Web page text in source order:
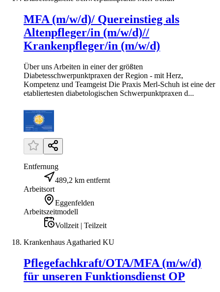
MFA (m/w/d)/ Quereinstieg als
Altenpfleger/in (m/w/d)//
Krankenpfleger/in (m/w/d)
Über uns Arbeiten in einer der größten
Diabetesschwerpunktpraxen der Region - mit Herz,
Kompetenz und Teamgeist Die Praxis Merl-Schuh ist eine der
etabliertesten diabetologischen Schwerpunktpraxen d...
Entfernung
489,2 km entfernt
Arbeitsort
Eggenfelden
Arbeitszeitmodell
Vollzeit | Teilzeit
Krankenhaus Agatharied KU
Pflegefachkraft/OTA/MFA (m/w/d)
für unseren Funktionsdienst OP